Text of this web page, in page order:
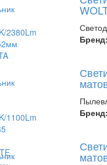
Бренд:
Бренд: